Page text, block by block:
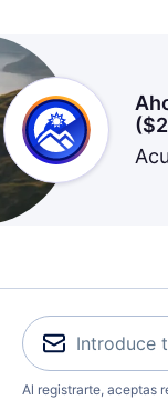
(
Al registrarte, aceptas